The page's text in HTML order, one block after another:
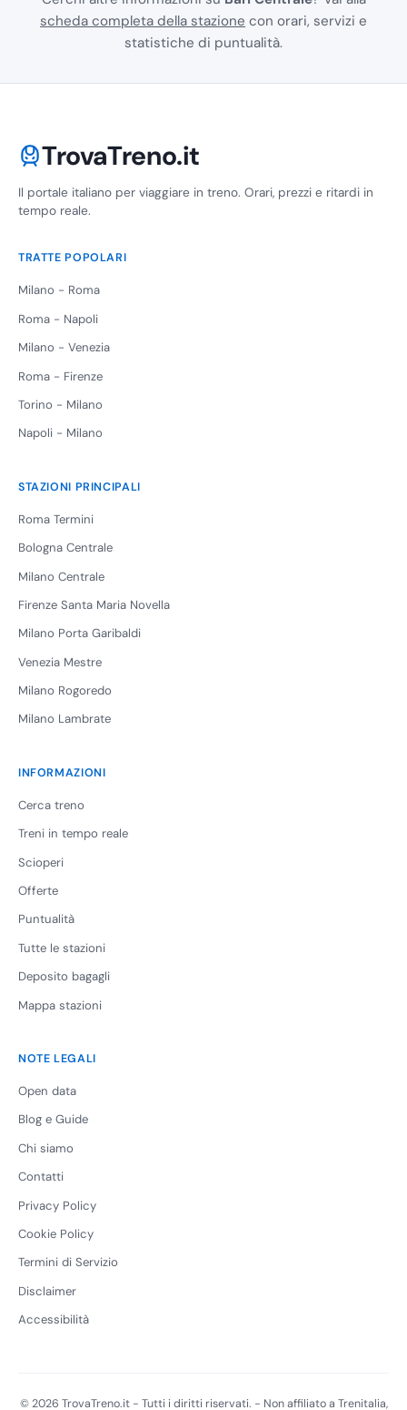
scheda completa della stazione con orari, servizi e
statistiche di puntualità.
TrovaTreno.it
Il portale italiano per viaggiare in treno. Orari, prezzi e ritardi in
tempo reale.
TRATTE POPOLARI
Milano - Roma
Roma - Napoli
Milano - Venezia
Roma - Firenze
Torino - Milano
Napoli - Milano
STAZIONI PRINCIPALI
Roma Termini
Bologna Centrale
Milano Centrale
Firenze Santa Maria Novella
Milano Porta Garibaldi
Venezia Mestre
Milano Rogoredo
Milano Lambrate
INFORMAZIONI
Cerca treno
Treni in tempo reale
Scioperi
Offerte
Puntualità
Tutte le stazioni
Deposito bagagli
Mappa stazioni
NOTE LEGALI
Open data
Blog e Guide
Chi siamo
Contatti
Privacy Policy
Cookie Policy
Termini di Servizio
Disclaimer
Accessibilità
© 2026 TrovaTreno.it - Tutti i diritti riservati. - Non affiliato a Trenitalia,